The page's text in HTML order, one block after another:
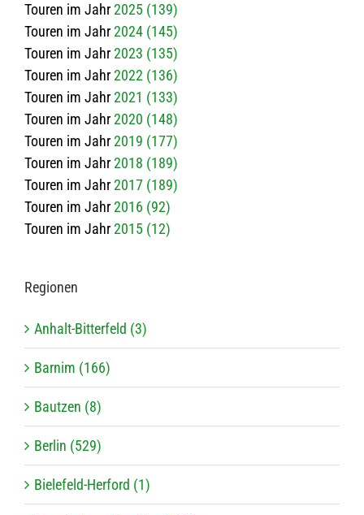
Touren im Jahr2025 (139)
Touren im Jahr2024 (145)
Touren im Jahr2023 (135)
Touren im Jahr2022 (136)
Touren im Jahr2021 (133)
Touren im Jahr2020 (148)
Touren im Jahr2019 (177)
Touren im Jahr2018 (189)
Touren im Jahr2017 (189)
Touren im Jahr2016 (92)
Touren im Jahr2015 (12)
Regio­nen
Anhalt-Bitterfeld (3)
Barnim (166)
Bautzen (8)
Berlin (529)
Bielefeld-Herford (1)